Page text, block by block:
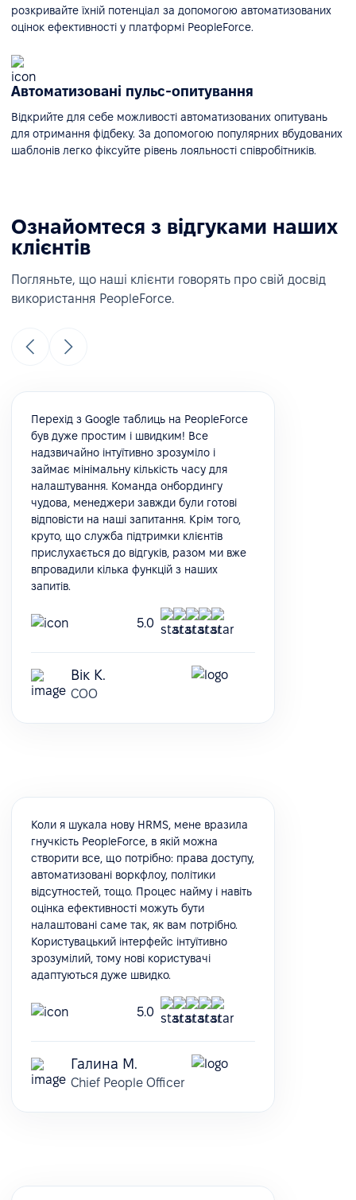
розкривайте їхній потенціал за допомогою автоматизованих
оцінок ефективності у платформі PeopleForce.
Автоматизовані пульс-опитування
Відкрийте для себе можливості автоматизованих опитувань
для отримання фідбеку. За допомогою популярних вбудованих
шаблонів легко фіксуйте рівень лояльності співробітників.
Ознайомтеся з відгуками наших
клієнтів
Погляньте, що наші клієнти говорять про свій досвід
використання PeopleForce.
Перехід з Google таблиць на PeopleForce
був дуже простим і швидким! Все
надзвичайно інтуїтивно зрозуміло і
займає мінімальну кількість часу для
налаштування. Команда онбордингу
чудова, менеджери завжди були готові
відповісти на наші запитання. Крім того,
круто, що служба підтримки клієнтів
прислухається до відгуків, разом ми вже
впровадили кілька функцій з наших
запитів.
5.0
Вік К.
COO
Коли я шукала нову HRMS, мене вразила
гнучкість PeopleForce, в якій можна
створити все, що потрібно: права доступу,
автоматизовані воркфлоу, політики
відсутностей, тощо. Процес найму і навіть
оцінка ефективності можуть бути
налаштовані саме так, як вам потрібно.
Користувацький інтерфейс інтуїтивно
зрозумілий, тому нові користувачі
адаптуються дуже швидко.
5.0
Галина М.
Chief People Officer